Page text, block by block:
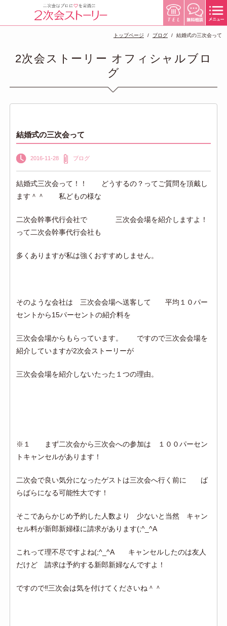
トップページ ブログ 結婚式の三次会って
2次会ストーリー オフィシャルブロ
グ
結婚式の三次会って
2016-11-28 ブログ
結婚式三次会って！！ どうするの？ってご質問を頂戴し
ます＾＾ 私どもの様な
二次会幹事代行会社で 三次会会場を紹介しますよ！
って二次会幹事代行会社も
多くありますが私は強くおすすめしません。
そのような会社は 三次会会場へ送客して 平均１０パー
セントから15パーセントの紹介料を
三次会会場からもらっています。 ですので三次会会場を
紹介していますが2次会ストーリーが
三次会会場を紹介しないたった１つの理由。
※１ まず二次会から三次会への参加は １００パーセン
トキャンセルがあります！
二次会で良い気分になったゲストは三次会へ行く前に ば
らばらになる可能性大です！
そこであらかじめ予約した人数より 少ないと当然 キャン
セル料が新郎新婦様に請求があります(;^_^A
これって理不尽ですよね(;^_^A キャンセルしたのは友人
だけど 請求は予約する新郎新婦なんですよ！
ですので‼三次会は気を付けてくださいね＾＾